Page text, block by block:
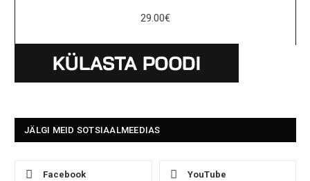
29.00€
JÄLGI MEID SOTSIAALMEEDIAS
Facebook YouTube